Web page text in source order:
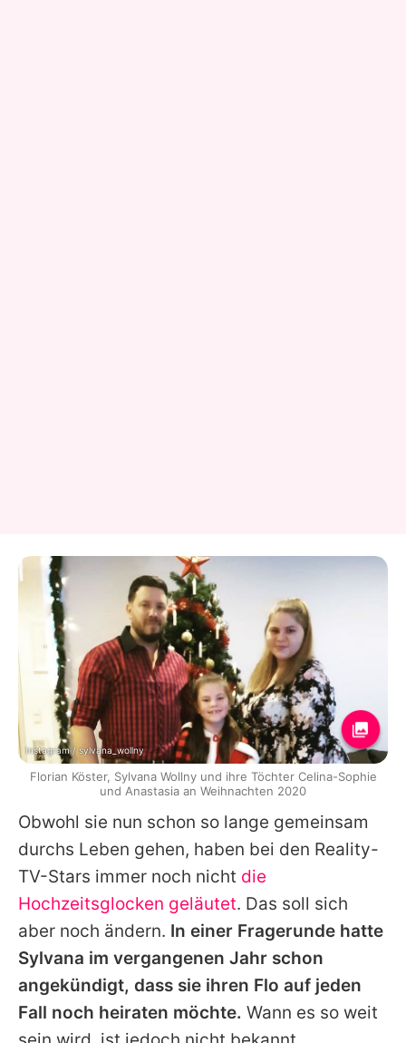
Obwohl sie nun schon so lange gemeinsam
durchs Leben gehen, haben bei den Reality-
TV-Stars immer noch nicht die
Hochzeitsglocken geläutet. Das soll sich
aber noch ändern. In einer Fragerunde hatte
Sylvana im vergangenen Jahr schon
angekündigt, dass sie ihren Flo auf jeden
Fall noch heiraten möchte. Wann es so weit
Instagram / sylvana_wollny
Florian Köster, Sylvana Wollny und ihre Töchter Celina-Sophie
und Anastasia an Weihnachten 2020